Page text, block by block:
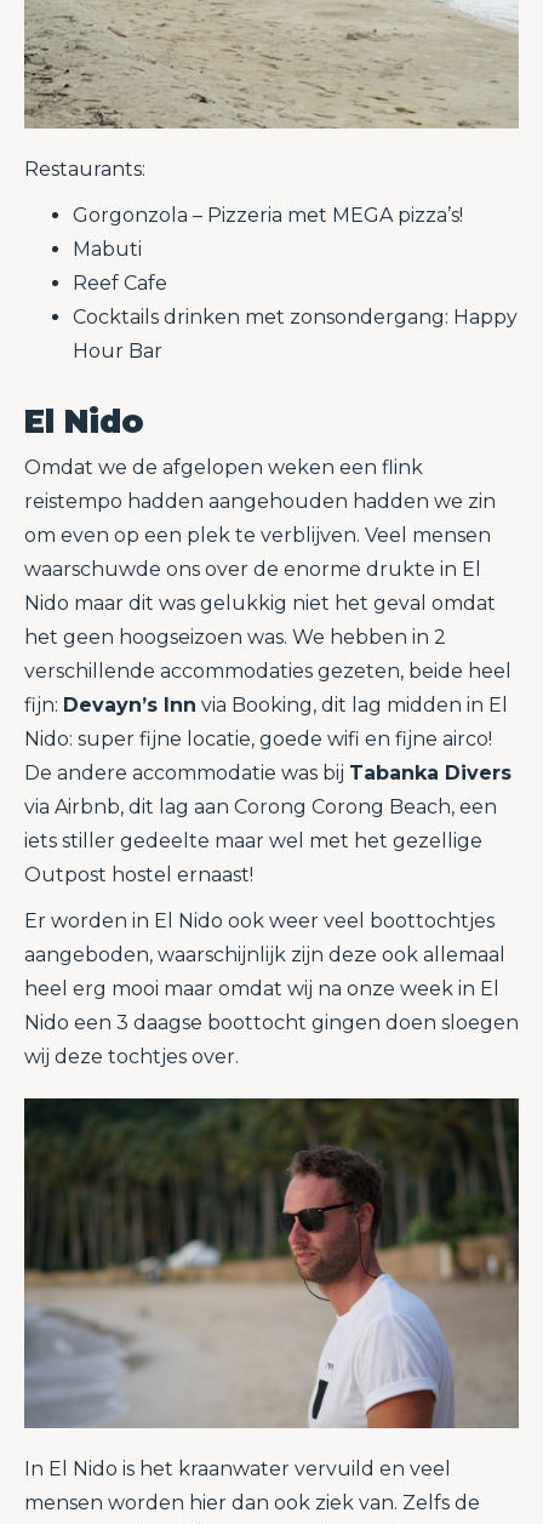
Restaurants:
Gorgonzola – Pizzeria met MEGA pizza’s!
Mabuti
Reef Cafe
Cocktails drinken met zonsondergang: Happy
Hour Bar
El Nido
Omdat we de afgelopen weken een flink
reistempo hadden aangehouden hadden we zin
om even op een plek te verblijven. Veel mensen
waarschuwde ons over de enorme drukte in El
Nido maar dit was gelukkig niet het geval omdat
het geen hoogseizoen was. We hebben in 2
verschillende accommodaties gezeten, beide heel
fijn: Devayn’s Inn via Booking, dit lag midden in El
Nido: super fijne locatie, goede wifi en fijne airco!
De andere accommodatie was bij Tabanka Divers
via Airbnb, dit lag aan Corong Corong Beach, een
iets stiller gedeelte maar wel met het gezellige
Outpost hostel ernaast!
Er worden in El Nido ook weer veel boottochtjes
aangeboden, waarschijnlijk zijn deze ook allemaal
heel erg mooi maar omdat wij na onze week in El
Nido een 3 daagse boottocht gingen doen sloegen
wij deze tochtjes over.
In El Nido is het kraanwater vervuild en veel
mensen worden hier dan ook ziek van. Zelfs de